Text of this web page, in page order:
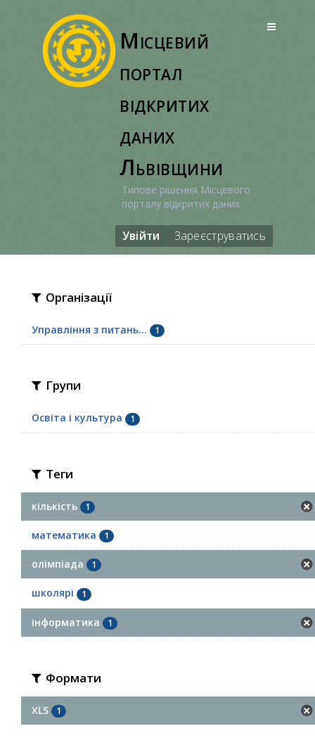
Місцевий
портал
відкритих
даних
Львівщини
Типове рішення Місцевого
порталу відкритих даних
Увійти Зареєструватись
Організації
Управління з питань... 1
Групи
Освіта і культура 1
Теги
кількість 1
математика 1
олімпіада 1
школярі 1
інформатика 1
Формати
XLS 1